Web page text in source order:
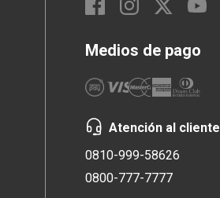
Medios de pago
Atención al cliente
0810-999-58626
0800-777-7777